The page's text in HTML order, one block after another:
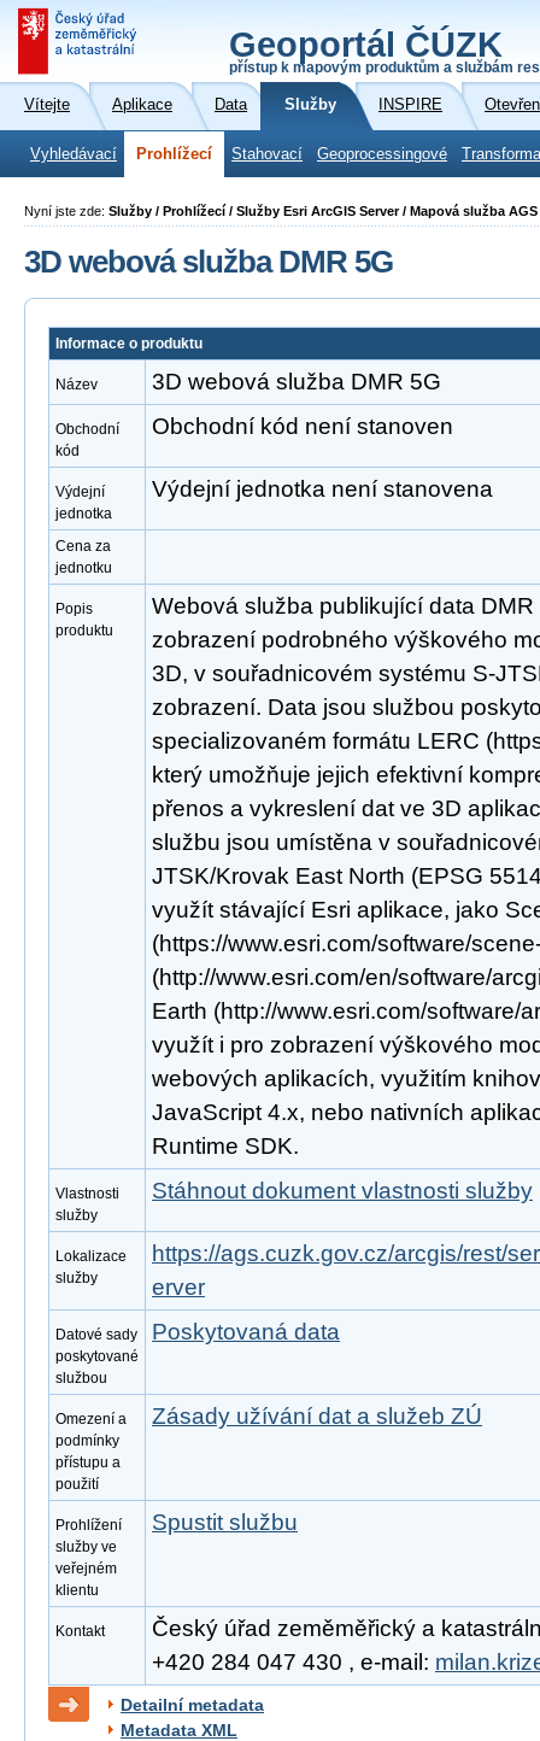
Geoportál ČÚZK
přístup k mapovým produktům a službám
Vítejte Aplikace Data Služby INSPIRE
Vyhledávací Prohlížecí Stahovací Geoprocessingové
Nyní jste zde: Služby / Prohlížecí / Služby Esri ArcGIS Server / Mapová služba
3D webová služba DMR 5G
Informace o produktu
Název 3D webová služba DMR 5G
Obchodní
kód
Obchodní kód není stanoven
Výdejní
jednotka
Výdejní jednotka není stanovena
Cena za
jednotku
Popis
produktu
Webová služba publikující data
zobrazení podrobného výškového
3D, v souřadnicovém systému S-
zobrazení. Data jsou službou
specializovaném formátu LERC
který umožňuje jejich efektivní
přenos a vykreslení dat ve 3D
službu jsou umístěna v
JTSK/Krovak East North (EPSG
využít stávající Esri aplikace, jako
(https://www.esri.com/software/
(http://www.esri.com/en/software/
Earth (http://www.esri.com/software/
využít i pro zobrazení výškového
webových aplikacích, využitím
JavaScript 4.x, nebo nativních
Runtime SDK.
Vlastnosti
služby
Stáhnout dokument vlastnosti služby
Lokalizace
služby
https://ags.cuzk.gov.cz/arcgis/rest/
erver
Datové sady
poskytované
službou
Poskytovaná data
Omezení a
podmínky
přístupu a
použití
Zásady užívání dat a služeb ZÚ
Prohlížení
služby ve
veřejném
klientu
Spustit službu
Kontakt
Český úřad zeměměřický a
+420 284 047 430 , e-mail:
Detailní metadata
Metadata XML